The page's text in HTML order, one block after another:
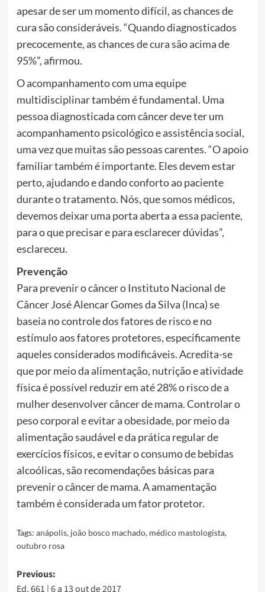
apesar de ser um momento difícil, as chances de
cura são consideráveis. “Quando diagnosticados
precocemente, as chances de cura são acima de
95%”, afirmou.
O acompanhamento com uma equipe
multidisciplinar também é fundamental. Uma
pessoa diagnosticada com câncer deve ter um
acompanhamento psicológico e assistência social,
uma vez que muitas são pessoas carentes. “O apoio
familiar também é importante. Eles devem estar
perto, ajudando e dando conforto ao paciente
durante o tratamento. Nós, que somos médicos,
devemos deixar uma porta aberta a essa paciente,
para o que precisar e para esclarecer dúvidas”,
esclareceu.
Prevenção
Para prevenir o câncer o Instituto Nacional de
Câncer José Alencar Gomes da Silva (Inca) se
baseia no controle dos fatores de risco e no
estímulo aos fatores protetores, especificamente
aqueles considerados modificáveis. Acredita-se
que por meio da alimentação, nutrição e atividade
física é possível reduzir em até 28% o risco de a
mulher desenvolver câncer de mama. Controlar o
peso corporal e evitar a obesidade, por meio da
alimentação saudável e da prática regular de
exercícios físicos, e evitar o consumo de bebidas
alcoólicas, são recomendações básicas para
prevenir o câncer de mama. A amamentação
também é considerada um fator protetor.
Tags: anápolis, joão bosco machado, médico mastologista,
outubro rosa
Post
Previous:
Ed. 661 | 6 a 13 out de 2017